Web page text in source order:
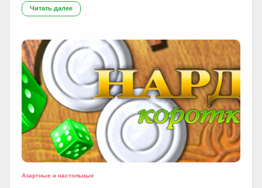
Читать далее
Азартные и настольные